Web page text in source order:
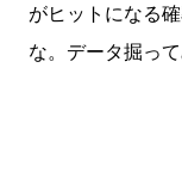
がヒットになる
な。データ掘っ